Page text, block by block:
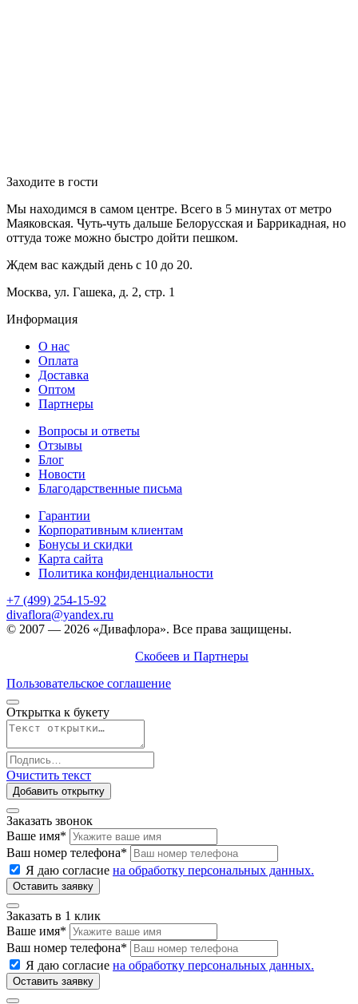
Заходите в гости
Мы находимся в самом центре. Всего в 5 минутах от метро
Маяковская. Чуть-чуть дальше Белорусская и Баррикадная, но
оттуда тоже можно быстро дойти пешком.
Ждем вас каждый день с 10 до 20.
Москва, ул. Гашека, д. 2, стр. 1
Информация
О нас
Оплата
Доставка
Оптом
Партнеры
Вопросы и ответы
Отзывы
Блог
Новости
Благодарственные письма
Гарантии
Корпоративным клиентам
Бонусы и скидки
Карта сайта
Политика конфиденциальности
+7 (499) 254-15-92
divaflora@yandex.ru
© 2007 — 2026 «Дивафлора». Все права защищены.
Скобеев и Партнеры
Пользовательское соглашение
Открытка к букету
Очистить текст
Добавить открытку
Заказать звонок
Ваше имя*
Ваш номер телефона*
Я даю согласие на обработку персональных данных.
Заказать в 1 клик
Ваше имя*
Ваш номер телефона*
Я даю согласие на обработку персональных данных.